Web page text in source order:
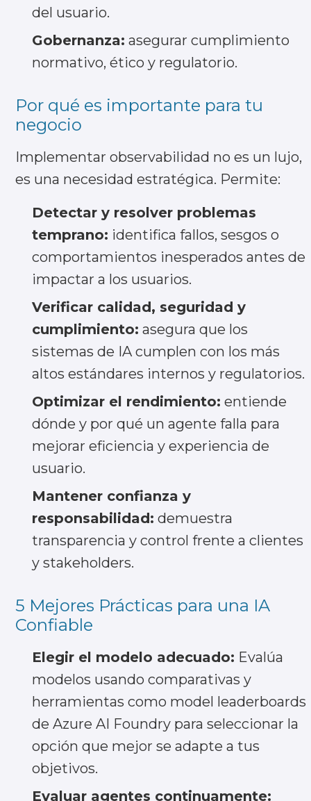
del usuario.
Gobernanza: asegurar cumplimiento
normativo, ético y regulatorio.
Por qué es importante para tu
negocio
Implementar observabilidad no es un lujo,
es una necesidad estratégica. Permite:
Detectar y resolver problemas
temprano: identifica fallos, sesgos o
comportamientos inesperados antes de
impactar a los usuarios.
Verificar calidad, seguridad y
cumplimiento: asegura que los
sistemas de IA cumplen con los más
altos estándares internos y regulatorios.
Optimizar el rendimiento: entiende
dónde y por qué un agente falla para
mejorar eficiencia y experiencia de
usuario.
Mantener confianza y
responsabilidad: demuestra
transparencia y control frente a clientes
y stakeholders.
5 Mejores Prácticas para una IA
Confiable
Elegir el modelo adecuado: Evalúa
modelos usando comparativas y
herramientas como model leaderboards
de Azure AI Foundry para seleccionar la
opción que mejor se adapte a tus
objetivos.
Evaluar agentes continuamente:
Contáctanos
Nombre
Apellido
Correo empresarial
Teléfono
Cargo
Nombre de Empresa